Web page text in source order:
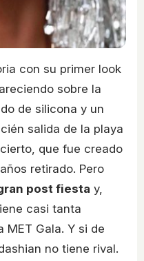
con su primer look
sobre la
de silicona y un
salida de la playa
que fue creado
retirado. Pero
post fiesta y,
casi tanta
Gala. Y si de
no tiene rival.